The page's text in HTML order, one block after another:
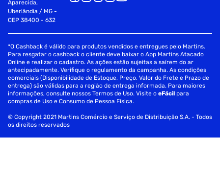
Aparecida,
Uberlândia / MG -
CEP 38400 - 632
*O Cashback é válido para produtos vendidos e entregues pelo Martins.
Para resgatar o cashback o cliente deve baixar o App Martins Atacado
Online e realizar o cadastro. As ações estão sujeitas a saírem do ar
antecipadamente. Verifique o regulamento da campanha. As condições
comerciais (Disponibilidade de Estoque, Preço, Valor do Frete e Prazo de
entrega) são válidas para a região de entrega informada. Para maiores
informações, consulte nossos Termos de Uso. Visite oeFácil para
compras de Uso e Consumo de Pessoa Física.
© Copyright 2021 Martins Comércio e Serviço de Distribuição S.A. - Todos
os direitos reservados